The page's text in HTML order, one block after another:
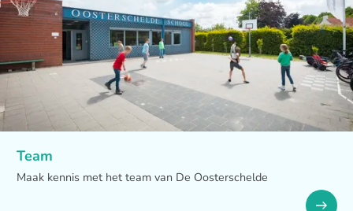
Team
Maak kennis met het team van De Oosterschelde